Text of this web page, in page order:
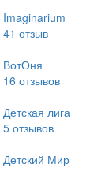
Imaginarium
41 отзыв
ВотОня
16 отзывов
Детская лига
5отзывов
Детский Мир